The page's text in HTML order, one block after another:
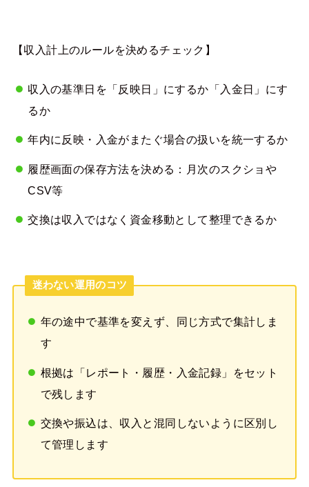
【収入計上のルールを決めるチェック】
収入の基準日を「反映日」にするか「入金日」にす
るか
年内に反映・入金がまたぐ場合の扱いを統一するか
履歴画面の保存方法を決める：月次のスクショや
CSV等
交換は収入ではなく資金移動として整理できるか
迷わない運用のコツ
年の途中で基準を変えず、同じ方式で集計しま
す
根拠は「レポート・履歴・入金記録」をセット
で残します
交換や振込は、収入と混同しないように区別し
て管理します